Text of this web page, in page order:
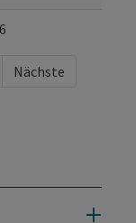
Nächste